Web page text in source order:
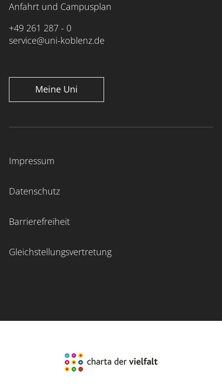
Anfahrt und Campusplan
+49 261 287 - 0
service@uni-koblenz.de
Meine Uni
Impressum
Datenschutz
Barrierefreiheit
Gleichstellungsvertretung